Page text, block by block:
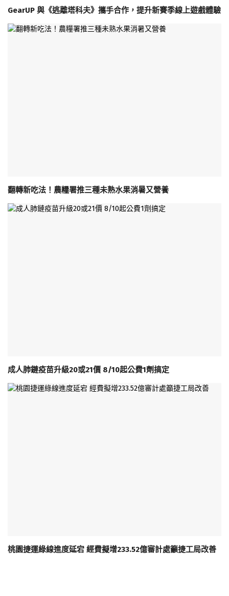
GearUP 與《逃離塔科夫》攜手合作，提升新賽季線上遊戲體驗
翻轉新吃法！農糧署推三種未熟水果消暑又營養
成人肺鏈疫苗升級20或21價 8/10起公費1劑搞定
桃園捷運綠線進度延宕 經費擬增233.52億審計處籲捷工局改善